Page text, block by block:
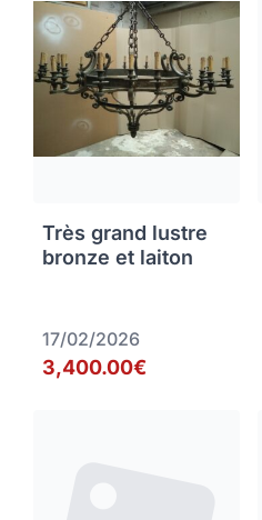
Très grand lustre
bronze et laiton
17/02/2026
3,400.00€